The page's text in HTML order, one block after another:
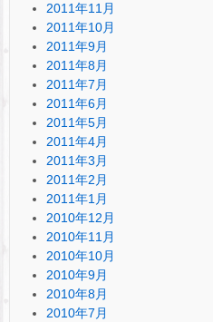
2011年11月
2011年10月
2011年9月
2011年8月
2011年7月
2011年6月
2011年5月
2011年4月
2011年3月
2011年2月
2011年1月
2010年12月
2010年11月
2010年10月
2010年9月
2010年8月
2010年7月